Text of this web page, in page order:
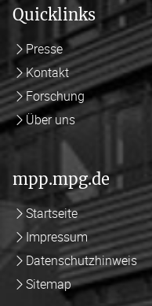
Quicklinks
Presse
Kontakt
Forschung
Über uns
mpp.mpg.de
Startseite
Impressum
Datenschutzhinweis
Sitemap